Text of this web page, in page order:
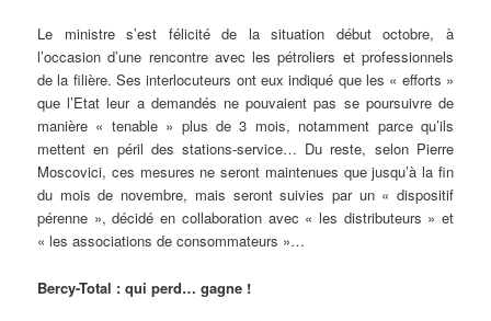
Le ministre s’est félicité de la situation début octobre, à
l’occasion d’une rencontre avec les pétroliers et professionnels
de la filière. Ses interlocuteurs ont eux indiqué que les « efforts »
que l’Etat leur a demandés ne pouvaient pas se poursuivre de
manière « tenable » plus de 3 mois, notamment parce qu’ils
mettent en péril des stations-service… Du reste, selon Pierre
Moscovici, ces mesures ne seront maintenues que jusqu’à la fin
du mois de novembre, mais seront suivies par un « dispositif
pérenne », décidé en collaboration avec « les distributeurs » et
« les associations de consommateurs »…
Bercy-Total : qui perd… gagne !